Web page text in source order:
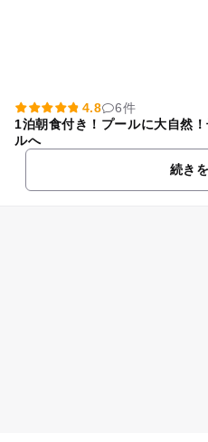
4.8
6件
1泊朝食付き！プールに大自然
ルへ
続き